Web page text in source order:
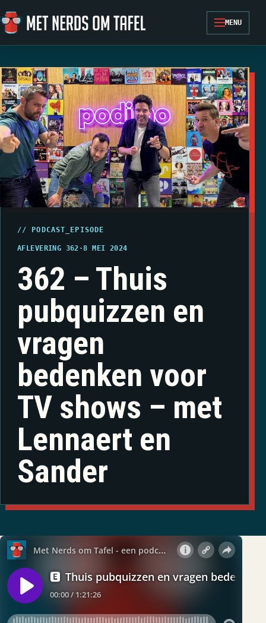
Ga naar de inhoud
MENU
// PODCAST_EPISODE
AFLEVERING 362 ·8 MEI 2024
362 – Thuis
pubquizzen en
vragen
bedenken voor
TV shows – met
Lennaert en
Sander